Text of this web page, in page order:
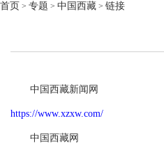
首页 > 专题 > 中国西藏 > 链接
中国西藏新闻网
https://www.xzxw.com/
中国西藏网